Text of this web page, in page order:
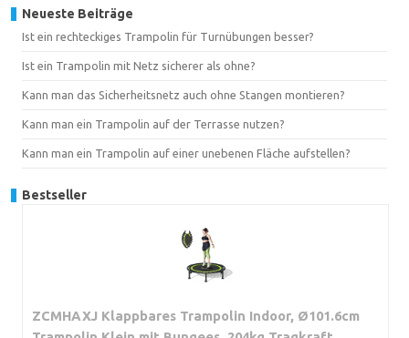
Neueste Beiträge
Ist ein rechteckiges Trampolin für Turnübungen besser?
Ist ein Trampolin mit Netz sicherer als ohne?
Kann man das Sicherheitsnetz auch ohne Stangen montieren?
Kann man ein Trampolin auf der Terrasse nutzen?
Kann man ein Trampolin auf einer unebenen Fläche aufstellen?
Bestseller
ZCMHAXJ Klappbares Trampolin Indoor, Ø101.6cm